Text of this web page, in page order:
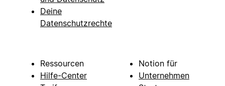
Deine
Datenschutzrechte
Ressourcen
Hilfe-Center
Notion für
Unternehmen